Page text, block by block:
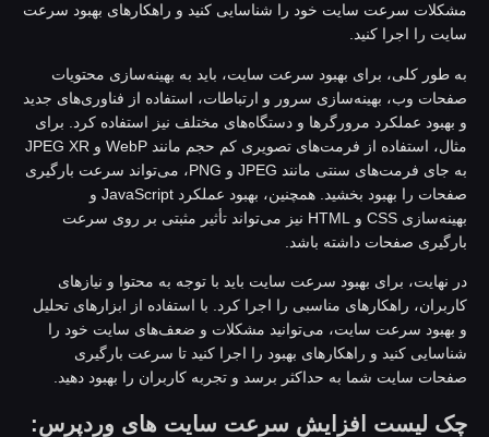
سرعت سایت خود را شناسایی کنید و راهکارهای بهبود سرعت
را اجرا کنید.
طور کلی، برای بهبود سرعت سایت، باید به بهینه‌سازی محتویات
وب، بهینه‌سازی سرور و ارتباطات، استفاده از فناوری‌های جدید
بهبود عملکرد مرورگرها و دستگاه‌های مختلف نیز استفاده کرد. برای
مثال، استفاده از فرمت‌های تصویری کم حجم مانند WebP و JPEG XR
به جای فرمت‌های سنتی مانند JPEG و PNG، می‌تواند سرعت بارگیری
صفحات را بهبود بخشید. همچنین، بهبود عملکرد JavaScript و
بهینه‌سازی CSS و HTML نیز می‌تواند تأثیر مثبتی بر روی سرعت
صفحات داشته باشد.
نهایت، برای بهبود سرعت سایت باید با توجه به محتوا و نیازهای
راهکارهای مناسبی را اجرا کرد. با استفاده از ابزارهای تحلیل
بهبود سرعت سایت، می‌توانید مشکلات و ضعف‌های سایت خود را
کنید و راهکارهای بهبود را اجرا کنید تا سرعت بارگیری
سایت شما به حداکثر برسد و تجربه کاربران را بهبود دهید.
لیست افزایش سرعت سایت های وردپرس: